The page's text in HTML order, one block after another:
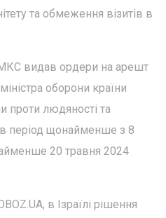
та обмеження візитів в
видав ордери на арешт
оборони країни
проти людяності та
в період щонайменше з 8
20 травня 2024
в Ізраїлі рішення